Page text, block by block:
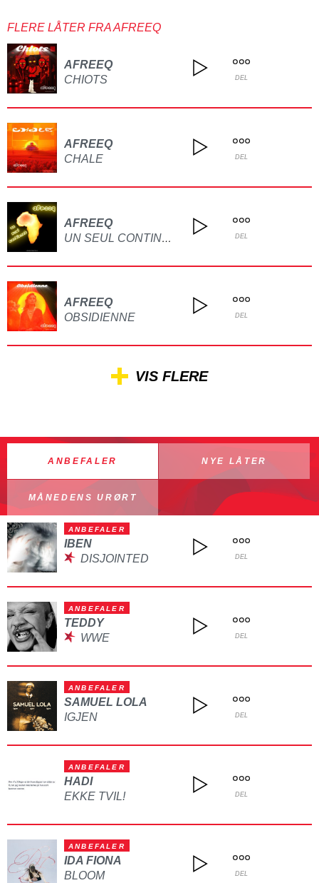
FLERE LÅTER FRA AFREEQ
AFREEQ
CHIOTS
DEL
AFREEQ
CHALE
DEL
AFREEQ
UN SEUL CONTINENT DEL
AFREEQ
OBSIDIENNE
DEL
VIS FLERE
ANBEFALER NYE LÅTER
MÅNEDENS URØRT
ANBEFALER
IBEN
DISJOINTED
DEL
ANBEFALER
TEDDY
WWE
DEL
ANBEFALER
SAMUEL LOLA
IGJEN
DEL
ANBEFALER
HADI
EKKE TVIL!
DEL
ANBEFALER
IDA FIONA
BLOOM
DEL